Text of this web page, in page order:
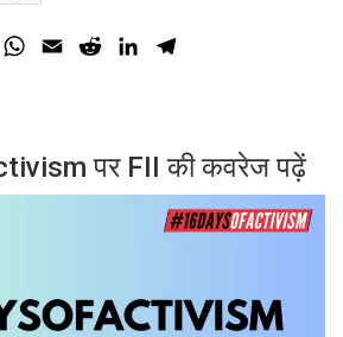
TwitterWhatsApp
Email RedditLinkedIn
पर FII की कवरेज पढ़ें